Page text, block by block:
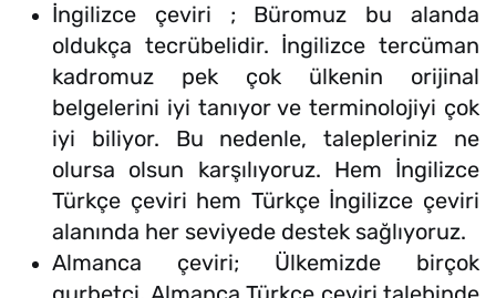
İngilizce çeviri ; Büromuz bu alanda
oldukça tecrübelidir. İngilizce tercüman
kadromuz pek çok ülkenin orijinal
belgelerini iyi tanıyor ve terminolojiyi çok
iyi biliyor. Bu nedenle, talepleriniz ne
olursa olsun karşılıyoruz. Hem İngilizce
Türkçe çeviri hem Türkçe İngilizce çeviri
alanında her seviyede destek sağlıyoruz.
Almanca çeviri; Ülkemizde birçok